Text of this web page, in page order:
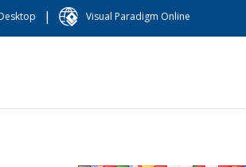
| Visual Paradigm Online